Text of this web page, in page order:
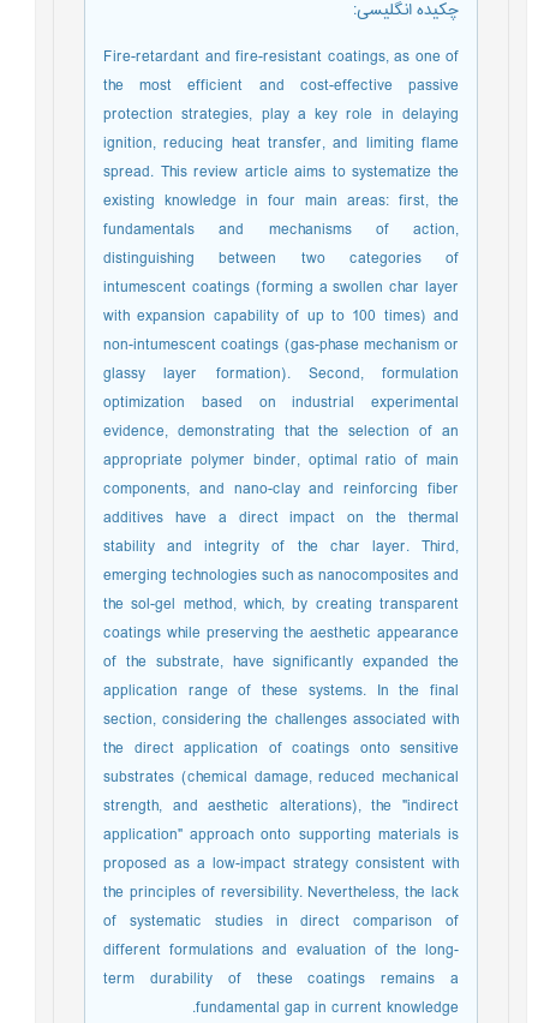
چکیده انگلیسی:
Fire-retardant and fire-resistant coatings, as one of
the most efficient and cost-effective passive
protection strategies, play a key role in delaying
ignition, reducing heat transfer, and limiting flame
spread. This review article aims to systematize the
existing knowledge in four main areas: first, the
fundamentals and mechanisms of action,
distinguishing between two categories of
intumescent coatings (forming a swollen char layer
with expansion capability of up to 100 times) and
non-intumescent coatings (gas-phase mechanism or
glassy layer formation). Second, formulation
optimization based on industrial experimental
evidence, demonstrating that the selection of an
appropriate polymer binder, optimal ratio of main
components, and nano-clay and reinforcing fiber
additives have a direct impact on the thermal
stability and integrity of the char layer. Third,
emerging technologies such as nanocomposites and
the sol-gel method, which, by creating transparent
coatings while preserving the aesthetic appearance
of the substrate, have significantly expanded the
application range of these systems. In the final
section, considering the challenges associated with
the direct application of coatings onto sensitive
substrates (chemical damage, reduced mechanical
strength, and aesthetic alterations), the "indirect
application" approach onto supporting materials is
proposed as a low-impact strategy consistent with
the principles of reversibility. Nevertheless, the lack
of systematic studies in direct comparison of
different formulations and evaluation of the long-
term durability of these coatings remains a
fundamental gap in current knowledge.